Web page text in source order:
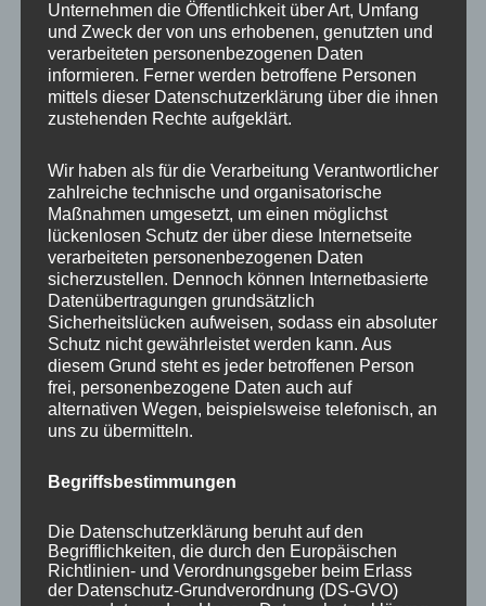
NEWS ABONNIEREN?
Your email:
KATEGORIEN
Aktuelles vom MP
Allgemein
Impulse zur persönlichen Reflexion
Naturfoto-Blog
Unternehmen die Öffentlichkeit über Art, Umfang
und Zweck der von uns erhobenen, genutzten und
verarbeiteten personenbezogenen Daten
informieren. Ferner werden betroffene Personen
mittels dieser Datenschutzerklärung über die ihnen
zustehenden Rechte aufgeklärt.
Wir haben als für die Verarbeitung Verantwortlicher
zahlreiche technische und organisatorische
Maßnahmen umgesetzt, um einen möglichst
lückenlosen Schutz der über diese Internetseite
verarbeiteten personenbezogenen Daten
sicherzustellen. Dennoch können Internetbasierte
Datenübertragungen grundsätzlich
Sicherheitslücken aufweisen, sodass ein absoluter
Schutz nicht gewährleistet werden kann. Aus
diesem Grund steht es jeder betroffenen Person
frei, personenbezogene Daten auch auf
alternativen Wegen, beispielsweise telefonisch, an
uns zu übermitteln.
Begriffsbestimmungen
Die Datenschutzerklärung beruht auf den
Begrifflichkeiten, die durch den Europäischen
Richtlinien- und Verordnungsgeber beim Erlass
der Datenschutz-Grundverordnung (DS-GVO)